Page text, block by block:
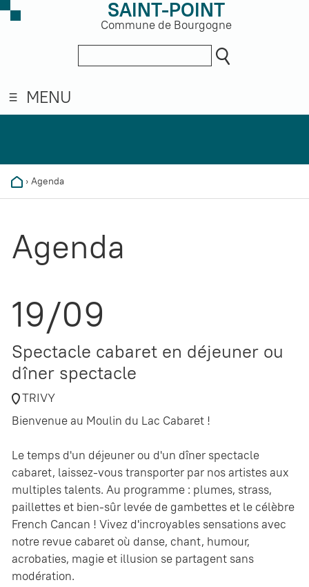
SAINT-POINT
Commune de Bourgogne
MENU
› Agenda
Agenda
19/09
Spectacle cabaret en déjeuner ou
dîner spectacle
TRIVY
Bienvenue au Moulin du Lac Cabaret !
Le temps d'un déjeuner ou d'un dîner spectacle
cabaret, laissez-vous transporter par nos artistes aux
multiples talents. Au programme : plumes, strass,
paillettes et bien-sûr levée de gambettes et le célèbre
French Cancan ! Vivez d'incroyables sensations avec
notre revue cabaret où danse, chant, humour,
acrobaties, magie et illusion se partagent sans
modération.